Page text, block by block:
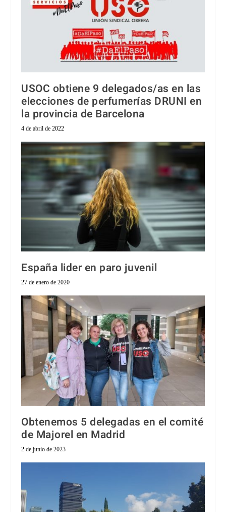
USOC obtiene 9 delegados/as en las
elecciones de perfumerías DRUNI en
la provincia de Barcelona
4 de abril de 2022
España lider en paro juvenil
27 de enero de 2020
Obtenemos 5 delegadas en el comité
de Majorel en Madrid
2 de junio de 2023